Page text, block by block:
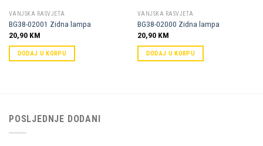
VANJSKA RASVJETA
BG38-02001 Zidna lampa
20,90 KM
DODAJ U KORPU
VANJSKA RASVJETA
BG38-02000 Zidna lampa
20,90 KM
DODAJ U KORPU
POSLJEDNJE DODANI